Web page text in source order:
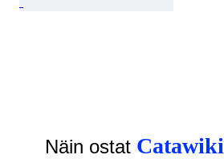
Näin ostat Catawiki